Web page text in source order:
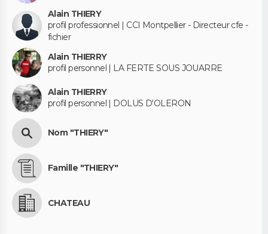
Alain THIERY
profil professionnel | CCI Montpellier - Directeur cfe -
fichier
Alain THIERRY
profil personnel | LA FERTE SOUS JOUARRE
Alain THIERRY
profil personnel | DOLUS D'OLERON
Nom "THIERY"
Famille "THIERY"
CHATEAU